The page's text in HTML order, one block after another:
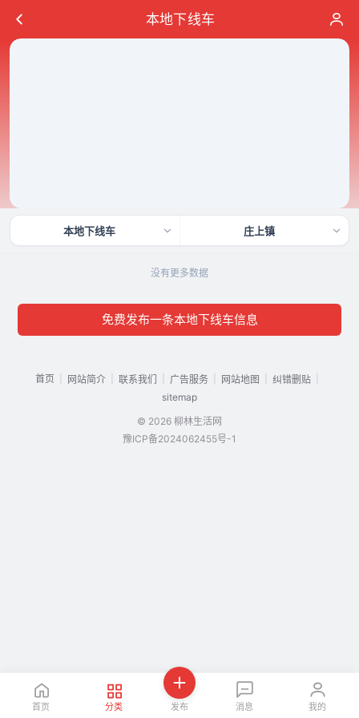
本地下线车
本地下线车 庄上镇
没有更多数据
免费发布一条本地下线车信息
首页 网站简介 联系我们 广告服务 网站地图 纠错删贴
sitemap
© 2026 柳林生活网
豫ICP备2024062455号-1
首页 分类 发布 消息 我的